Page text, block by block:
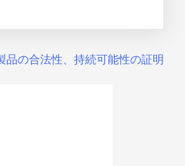
品の合法性、持続可能性の証明